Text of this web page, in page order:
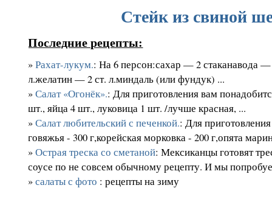
Стейк из свиной
Последние рецепты:
»Рахат-лукум.: На 6 персон:сахар — 2 стаканавода
л.желатин — 2 ст. л.миндаль (или фундук) ...
»Салат «Огонёк».: Для приготовления вам
шт., яйца 4 шт., луковица 1 шт. /лучше красная, ...
»Салат любительский с печенкой.: Для
говяжья - 300 г,корейская морковка - 200 г,опята
»Острая треска со сметаной: Мексиканцы готовят
соусе по не совсем обычному рецепту. И мы
»салаты с фото : рецепты на зиму